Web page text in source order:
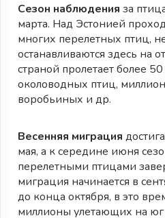
Сезон наблюдения за
марта. Над Эстонией
многих перелетных птиц,
останавливаются здесь на
страной пролетает более
околоводных птиц,
воробьиных и др.
Весенняя миграция
мая, а к середине июня
перелетными птицами
миграция начинается в
до конца октября, в это
миллионы улетающих на юг